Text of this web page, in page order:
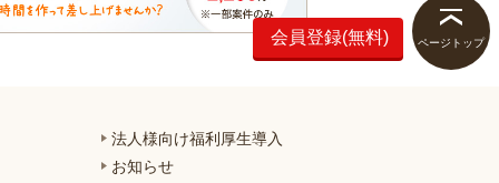
ページトップ
会員登録(無料)
法人様向け福利厚生導入
お知らせ